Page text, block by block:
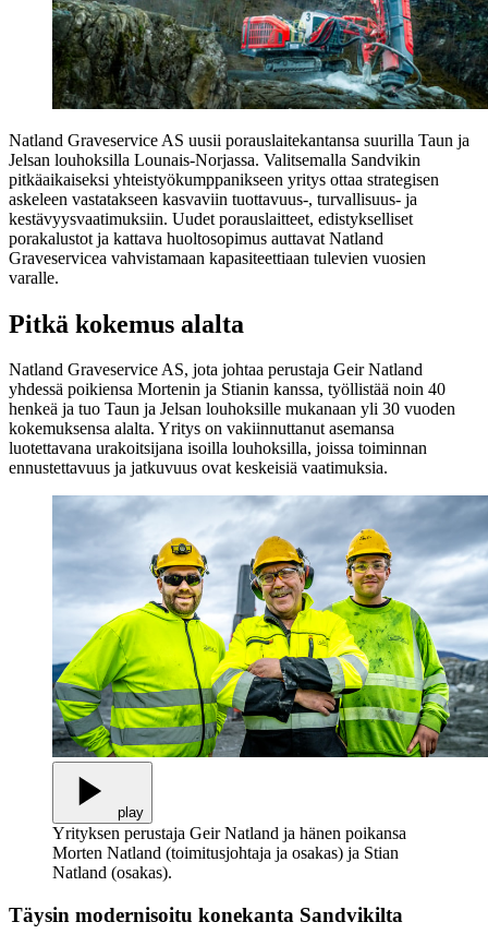
Natland Graveservice AS uusii porauslaitekantansa suurilla Taun ja
Jelsan louhoksilla Lounais-Norjassa. Valitsemalla Sandvikin
pitkäaikaiseksi yhteistyökumppanikseen yritys ottaa strategisen
askeleen vastatakseen kasvaviin tuottavuus-, turvallisuus- ja
kestävyysvaatimuksiin. Uudet porauslaitteet, edistykselliset
porakalustot ja kattava huoltosopimus auttavat Natland
Graveservicea vahvistamaan kapasiteettiaan tulevien vuosien
varalle.
Pitkä kokemus alalta
Natland Graveservice AS, jota johtaa perustaja Geir Natland
yhdessä poikiensa Mortenin ja Stianin kanssa, työllistää noin 40
henkeä ja tuo Taun ja Jelsan louhoksille mukanaan yli 30 vuoden
kokemuksensa alalta. Yritys on vakiinnuttanut asemansa
luotettavana urakoitsijana isoilla louhoksilla, joissa toiminnan
ennustettavuus ja jatkuvuus ovat keskeisiä vaatimuksia.
play
Yrityksen perustaja Geir Natland ja hänen poikansa
Morten Natland (toimitusjohtaja ja osakas) ja Stian
Natland (osakas).
Täysin modernisoitu konekanta Sandvikilta